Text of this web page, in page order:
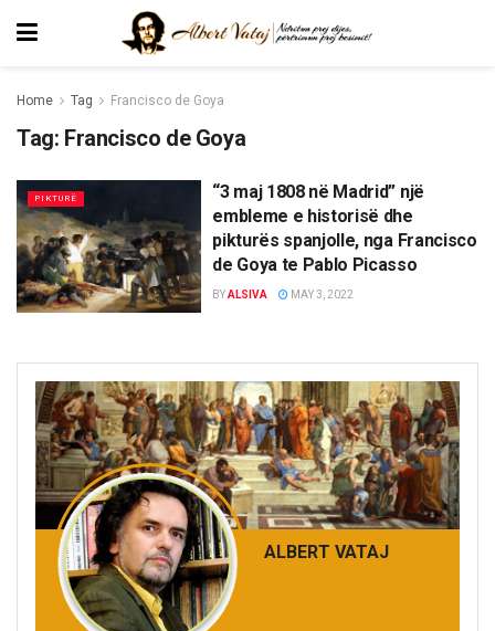
Home Tag Francisco de Goya
Tag: Francisco de Goya
PIKTURË
“3 maj 1808 në Madrid” një
embleme e historisë dhe
pikturës spanjolle, nga Francisco
de Goya te Pablo Picasso
BYALSIVA MAY 3, 2022
ALBERT VATAJ